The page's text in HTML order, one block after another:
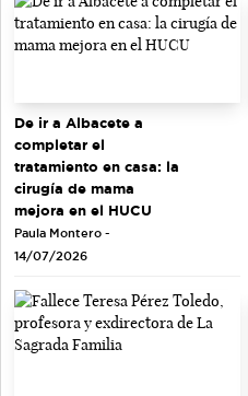
De ir a Albacete a
completar el
tratamiento en casa: la
cirugía de mama
mejora en el HUCU
Paula Montero -
14/07/2026